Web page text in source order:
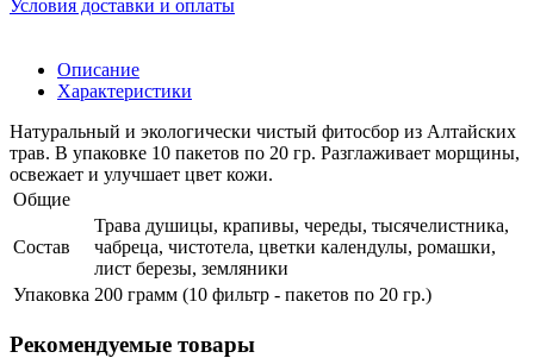
Условия доставки и оплаты
Описание
Характеристики
Натуральный и экологически чистый фитосбор из Алтайских
трав. В упаковке 10 пакетов по 20 гр. Разглаживает морщины,
освежает и улучшает цвет кожи.
Общие
Состав
Трава душицы, крапивы, череды, тысячелистника,
чабреца, чистотела, цветки календулы, ромашки,
лист березы, земляники
Упаковка 200 грамм (10 фильтр - пакетов по 20 гр.)
Рекомендуемые товары